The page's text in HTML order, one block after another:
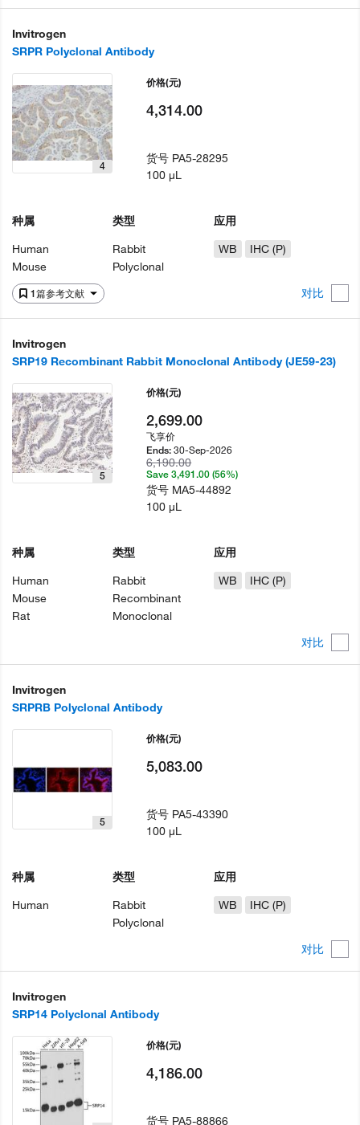
Invitrogen
SRPR Polyclonal Antibody
1篇参考文献 对比
4
种属
Human
Mouse
类型
Rabbit
Polyclonal
应用
WB
IHC (P)
价格(元)
4,314.00
货号 PA5-28295
100 µL
Invitrogen
SRP19 Recombinant Rabbit Monoclonal Antibody (JE59-23)
对比
5
种属
Human
Mouse
Rat
类型
Rabbit
Recombinant
Monoclonal
应用
WB
IHC (P)
价格(元)
2,699.00
飞享价
Ends:30-Sep-2026
6,190.00
Save 3,491.00 (56%)
货号 MA5-44892
100 µL
Invitrogen
SRPRB Polyclonal Antibody
对比
5
种属
Human
类型
Rabbit
Polyclonal
应用
WB
IHC (P)
价格(元)
5,083.00
货号 PA5-43390
100 µL
Invitrogen
SRP14 Polyclonal Antibody
价格(元)
4,186.00
货号 PA5-88866